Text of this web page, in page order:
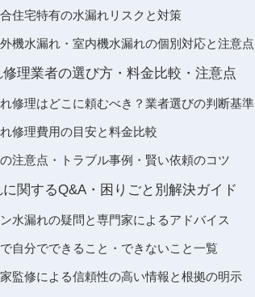
住宅特有の水漏れリスクと対策
機水漏れ・室内機水漏れの個別対応と注意点
理業者の選び方・料金比較・注意点
修理はどこに頼むべき？業者選びの判断基準
修理費用の目安と料金比較
注意点・トラブル事例・賢い依頼のコツ
関するQ&A・困りごと別解決ガイド
水漏れの疑問と専門家によるアドバイス
自分でできること・できないこと一覧
監修による信頼性の高い情報と根拠の明示